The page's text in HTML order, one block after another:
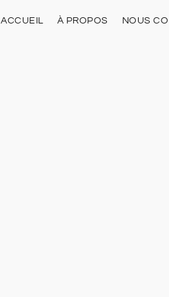
ACCUEIL À PROPOS NOUS